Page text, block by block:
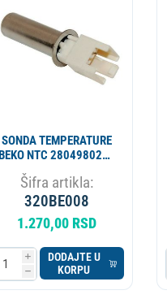
PLINSKI UREDJAJ
MLIN ZA KAFU
SONDA TEMPERATURE
BEKO NTC 2804980200
2806720200 ORIGINAL
ALT. 320BE010
Šifra artikla:
320BE008
1.270,00 RSD
i
h
DODAJTE U
KORPU